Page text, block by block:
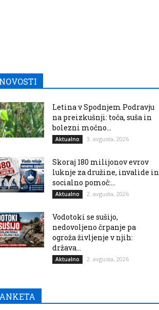
Letina v Spodnjem Podravju
na preizkušnji: toča, suša in
bolezni močno...
Aktualno 3. avgusta, 2026
Skoraj 180 milijonov evrov
luknje za družine, invalide in
socialno pomoč:...
Aktualno 2. avgusta, 2026
Vodotoki se sušijo,
nedovoljeno črpanje pa
ogroža življenje v njih:
država...
Aktualno 2. avgusta, 2026